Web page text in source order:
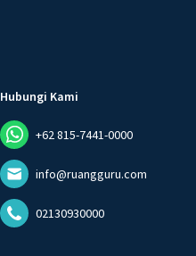
Hubungi Kami
+62 815-7441-0000
info@ruangguru.com
02130930000